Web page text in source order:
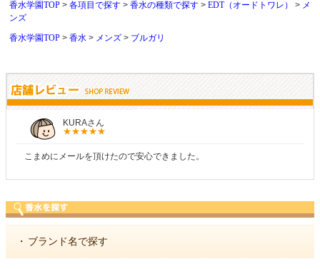
香水学園TOP 各項目で探す 香水の種類で探す EDT（オードトワレ）
メ
ンズ
香水学園TOP
香水 メンズ ブルガリ
た。 商品が早く届いたのでよかったです。ま
・ ブランド名で探す